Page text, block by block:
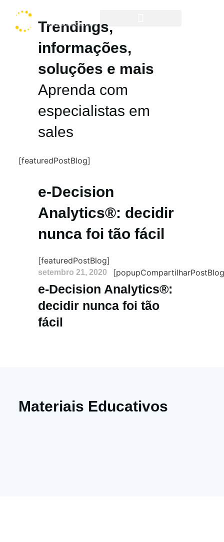
Trendings,
informações,
soluções e mais
Aprenda com
especialistas em
sales
[featuredPostBlog]
e-Decision
Analytics®: decidir
nunca foi tão fácil
[featuredPostBlog]
setembro 21, 2020
e-Decision Analytics®:
decidir nunca foi tão
fácil
Materiais Educativos